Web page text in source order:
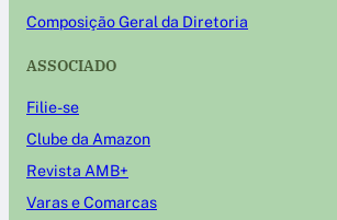
Composição Geral da Diretoria
ASSOCIADO
Filie-se
Clube da Amazon
Revista AMB+
Varas e Comarcas